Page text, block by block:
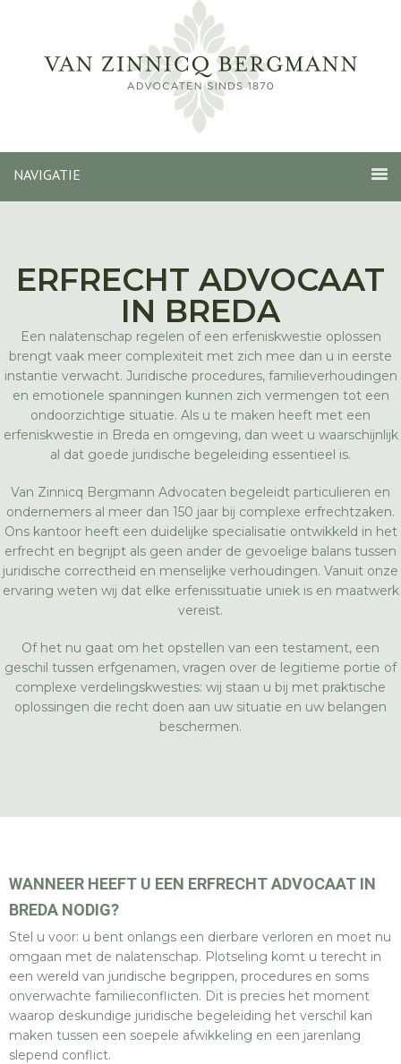
NAVIGATIE
ERFRECHT ADVOCAAT
IN BREDA
Een nalatenschap regelen of een erfeniskwestie oplossen
brengt vaak meer complexiteit met zich mee dan u in eerste
instantie verwacht. Juridische procedures, familieverhoudingen
en emotionele spanningen kunnen zich vermengen tot een
ondoorzichtige situatie. Als u te maken heeft met een
erfeniskwestie in Breda en omgeving, dan weet u waarschijnlijk
al dat goede juridische begeleiding essentieel is.
Van Zinnicq Bergmann Advocaten begeleidt particulieren en
ondernemers al meer dan 150 jaar bij complexe erfrechtzaken.
Ons kantoor heeft een duidelijke specialisatie ontwikkeld in het
erfrecht en begrijpt als geen ander de gevoelige balans tussen
juridische correctheid en menselijke verhoudingen. Vanuit onze
ervaring weten wij dat elke erfenissituatie uniek is en maatwerk
vereist.
Of het nu gaat om het opstellen van een testament, een
geschil tussen erfgenamen, vragen over de legitieme portie of
complexe verdelingskwesties: wij staan u bij met praktische
oplossingen die recht doen aan uw situatie en uw belangen
beschermen.
WANNEER HEEFT U EEN ERFRECHT ADVOCAAT IN
BREDA NODIG?
Stel u voor: u bent onlangs een dierbare verloren en moet nu
omgaan met de nalatenschap. Plotseling komt u terecht in
een wereld van juridische begrippen, procedures en soms
onverwachte familieconflicten. Dit is precies het moment
waarop deskundige juridische begeleiding het verschil kan
maken tussen een soepele afwikkeling en een jarenlang
slepend conflict.